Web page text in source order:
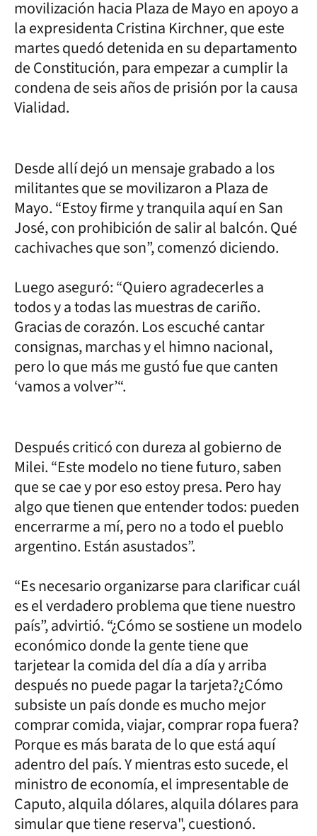
movilización hacia Plaza de Mayo en apoyo a
la expresidenta Cristina Kirchner, que este
martes quedó detenida en su departamento
de Constitución, para empezar a cumplir la
condena de seis años de prisión por la causa
Vialidad.
Desde allí dejó un mensaje grabado a los
militantes que se movilizaron a Plaza de
Mayo. “Estoy firme y tranquila aquí en San
José, con prohibición de salir al balcón. Qué
cachivaches que son”, comenzó diciendo.
Luego aseguró: “Quiero agradecerles a
todos y a todas las muestras de cariño.
Gracias de corazón. Los escuché cantar
consignas, marchas y el himno nacional,
pero lo que más me gustó fue que canten
‘vamos a volver’“.
Después criticó con dureza al gobierno de
Milei. “Este modelo no tiene futuro, saben
que se cae y por eso estoy presa. Pero hay
algo que tienen que entender todos: pueden
encerrarme a mí, pero no a todo el pueblo
argentino. Están asustados”.
“Es necesario organizarse para clarificar cuál
es el verdadero problema que tiene nuestro
país”, advirtió. “¿Cómo se sostiene un modelo
económico donde la gente tiene que
tarjetear la comida del día a día y arriba
después no puede pagar la tarjeta?¿Cómo
subsiste un país donde es mucho mejor
comprar comida, viajar, comprar ropa fuera?
Porque es más barata de lo que está aquí
adentro del país. Y mientras esto sucede, el
ministro de economía, el impresentable de
Caputo, alquila dólares, alquila dólares para
simular que tiene reserva", cuestionó.